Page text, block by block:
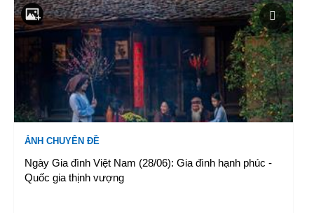
ẢNH CHUYÊN ĐỀ
Ngày Gia đình Việt Nam (28/06): Gia đình hạnh phúc -
Quốc gia thịnh vượng